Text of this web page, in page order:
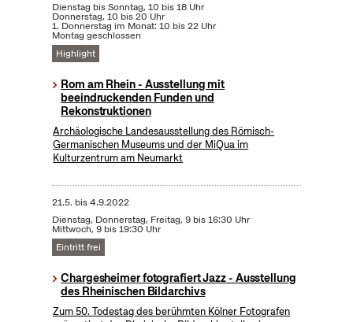
Dienstag bis Sonntag, 10 bis 18 Uhr
Donnerstag, 10 bis 20 Uhr
1. Donnerstag im Monat: 10 bis 22 Uhr
Montag geschlossen
Highlight
Rom am Rhein - Ausstellung mit
beeindruckenden Funden und
Rekonstruktionen
Archäologische Landesausstellung des Römisch-
Germanischen Museums und der MiQua im
Kulturzentrum am Neumarkt
21.5. bis4.9.2022
Dienstag, Donnerstag, Freitag, 9 bis 16:30 Uhr
Mittwoch, 9 bis 19:30 Uhr
Eintritt frei
Chargesheimer fotografiert Jazz - Ausstellung
des Rheinischen Bildarchivs
Zum 50. Todestag des berühmten Kölner Fotografen